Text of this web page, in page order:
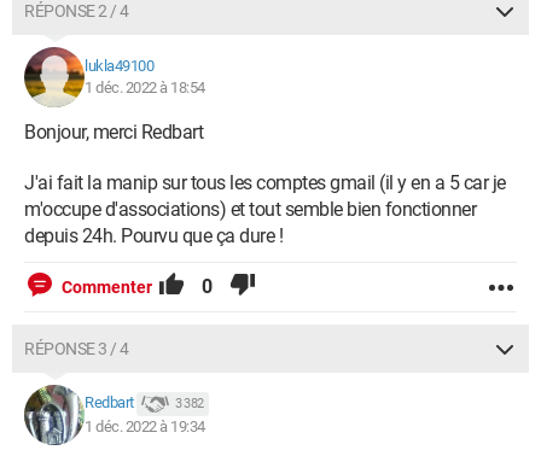
RÉPONSE 2 / 4
lukla49100
1 déc. 2022 à 18:54
Bonjour, merci Redbart
J'ai fait la manip sur tous les comptes gmail (il y en a 5 car je
m'occupe d'associations) et tout semble bien fonctionner
depuis 24h. Pourvu que ça dure !
Commenter 0
RÉPONSE 3 / 4
Redbart 3 382
1 déc. 2022 à 19:34